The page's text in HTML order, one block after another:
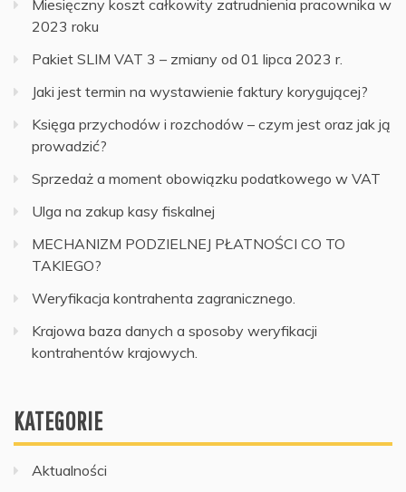
Miesięczny koszt całkowity zatrudnienia pracownika w
2023 roku
Pakiet SLIM VAT 3 – zmiany od 01 lipca 2023 r.
Jaki jest termin na wystawienie faktury korygującej?
Księga przychodów i rozchodów – czym jest oraz jak ją
prowadzić?
Sprzedaż a moment obowiązku podatkowego w VAT
Ulga na zakup kasy fiskalnej
MECHANIZM PODZIELNEJ PŁATNOŚCI CO TO
TAKIEGO?
Weryfikacja kontrahenta zagranicznego.
Krajowa baza danych a sposoby weryfikacji
kontrahentów krajowych.
KATEGORIE
Aktualności